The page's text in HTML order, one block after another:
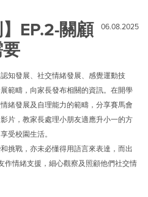
EP.2-關顧
06.08.2025
知發展、社交情緒發展、感覺運動技
範疇，向家長發布相關的資訊。在開學
緒發展及自理能力的範疇 ，分享賽馬會
片，教家長處理小朋友適應升小一的方
受校園生活。
挑戰，亦未必懂得用語言來表達，而出
作情緒支援，細心觀察及照顧他們社交情